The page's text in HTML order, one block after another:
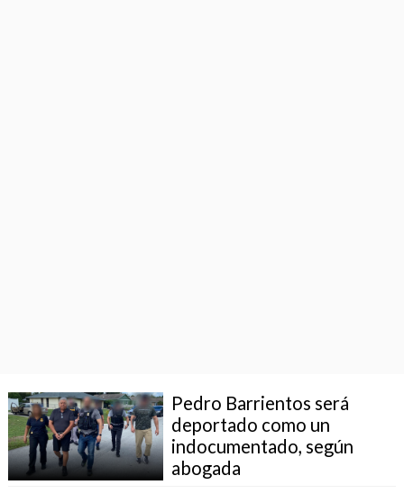
Pedro Barrientos será
deportado como un
indocumentado, según
abogada